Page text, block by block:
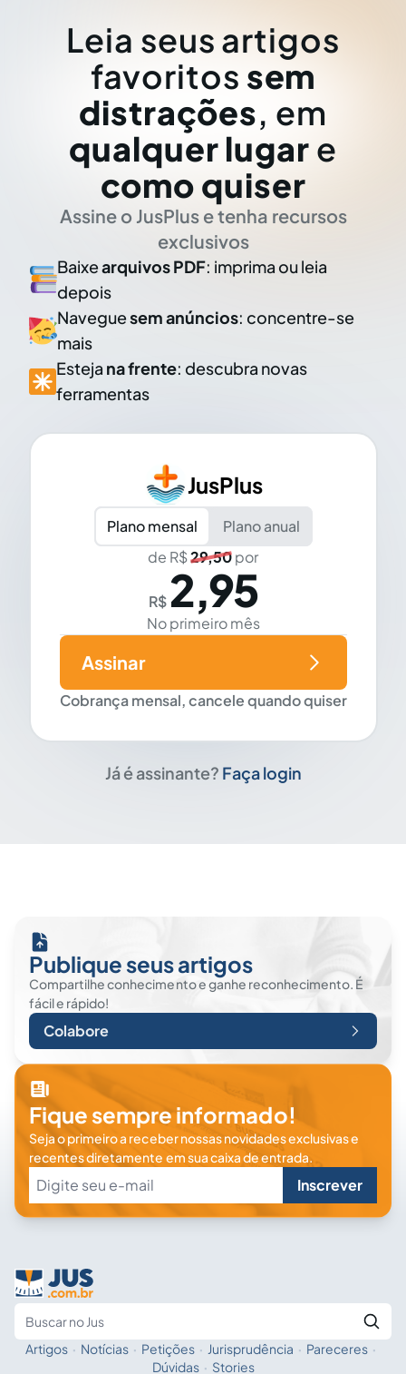
Leia seus artigos
favoritos sem
distrações, em
qualquer lugar e
como quiser
Assine o JusPlus e tenha recursos
exclusivos
Baixearquivos PDF: imprima ou leia
depois
Naveguesem anúncios: concentre-se
mais
Esteja na frente: descubra novas
ferramentas
JusPlus
Plano mensal
Plano anual
de R$29,50por
R$ 2,95
No primeiro mês
Cobrança mensal, cancele quando quiser
Assinar
Já é assinante? Faça login
Publique seus artigos
Compartilhe conhecimento e ganhe reconhecimento. É
fácil e rápido!
Colabore
Fique sempre informado!
Seja o primeiro a receber nossas novidades exclusivas e
recentes diretamente em sua caixa de entrada.
Inscrever
Fale com a IA
Artigos · Notícias · Petições · Jurisprudência · Pareceres ·
Dúvidas · Stories